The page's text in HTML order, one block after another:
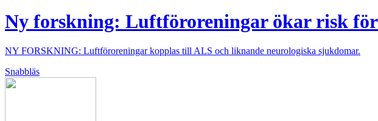
Ny forskning: Luftföroreningar ökar risk
NY FORSKNING: Luftföroreningar kopplas till ALS och liknande neurologiska sjukdomar.
Snabbläs